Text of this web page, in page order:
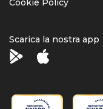
Cookie Policy
Scarica la nostra app